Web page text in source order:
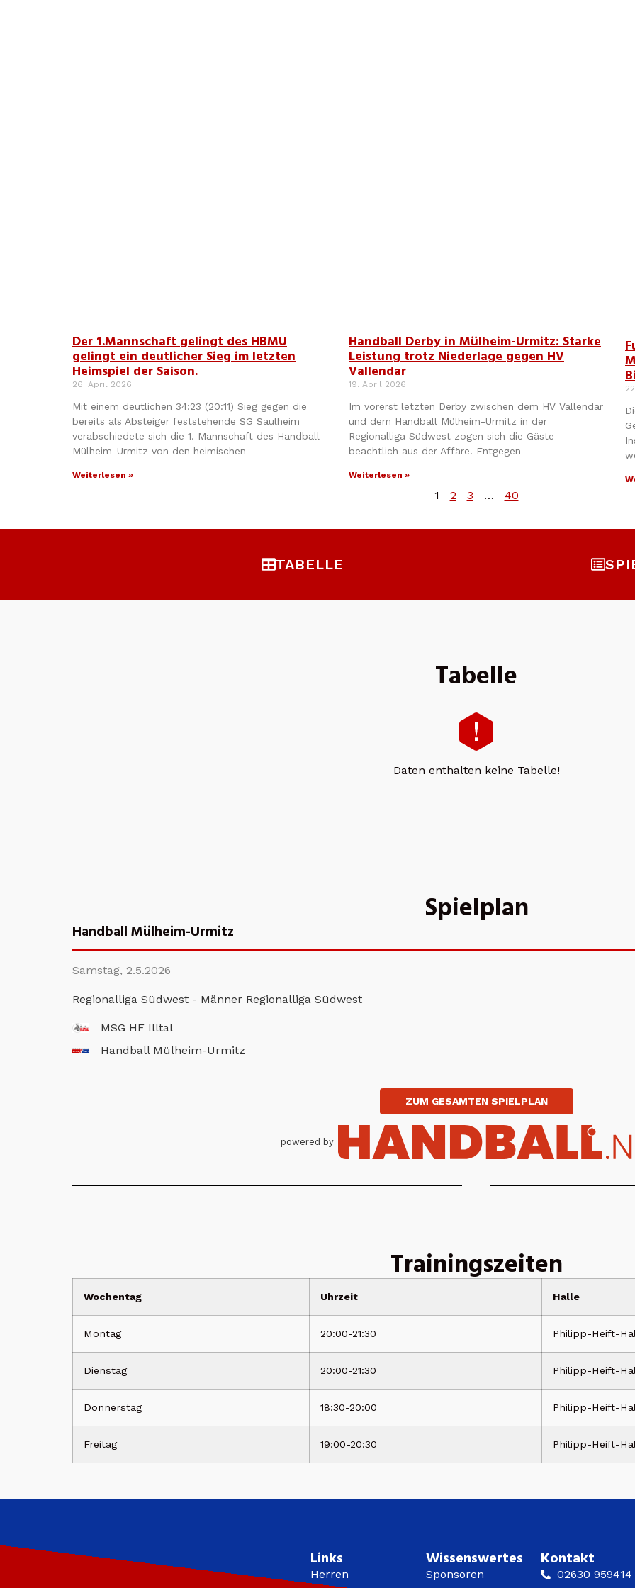
Der 1.Mannschaft gelingt des HBMU
gelingt ein deutlicher Sieg im letzten
Heimspiel der Saison.
26. April 2026
Mit einem deutlichen 34:23 (20:11) Sieg gegen die
bereits als Absteiger feststehende SG Saulheim
verabschiedete sich die 1. Mannschaft des Handball
Mülheim-Urmitz von den heimischen
Weiterlesen »
Handball Derby in Mülheim-Urmitz: Starke
Leistung trotz Niederlage gegen HV
Vallendar
19. April 2026
Im vorerst letzten Derby zwischen dem HV Vallendar
und dem Handball Mülheim-Urmitz in der
Regionalliga Südwest zogen sich die Gäste
beachtlich aus der Affäre. Entgegen
Weiterlesen »
1 2 3 … 40
TABELLE
Tabelle
Daten enthalten keine Tabelle!
Spielplan
Handball Mülheim-Urmitz
Samstag, 2.5.2026
Regionalliga Südwest - Männer Regionalliga Südwest
MSG HF Illtal
Handball Mülheim-Urmitz
ZUM GESAMTEN SPIELPLAN
powered by
Trainingszeiten
Wochentag Uhrzeit Halle
Montag 20:00-21:30 Philipp-Heift-
Dienstag 20:00-21:30 Philipp-Heift-
Donnerstag 18:30-20:00 Philipp-Heift-
Freitag 19:00-20:30 Philipp-Heift-
Links
Herren
Wissenswertes
Sponsoren
Kontakt
02630 959414